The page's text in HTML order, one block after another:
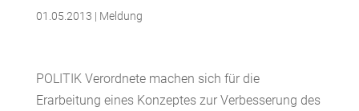
01.05.2013 | Meldung
POLITIK Verordnete machen sich für die
Erarbeitung eines Konzeptes zur Verbesserung des